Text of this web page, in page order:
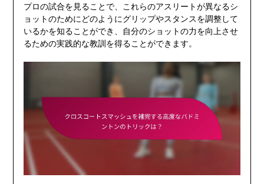
プロの試合を見ることで、これらのアスリートが異なるシ
ョットのためにどのようにグリップやスタンスを調整して
いるかを知ることができ、自分のショットの力を向上させ
るための実践的な教訓を得ることができます。